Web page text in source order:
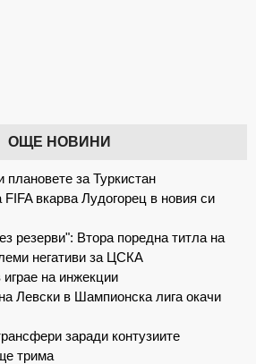
ОЩЕ НОВИНИ
плановете за Туркистан
FIFA вкарва Лудогорец в новия си
резерви": Втора поредна титла на
негативи за ЦСКА
на инжекции
Левски в Шампионска лига окачи
заради контузиите
трима